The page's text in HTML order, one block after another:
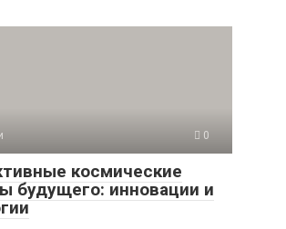
0
космические
будущего: инновации и